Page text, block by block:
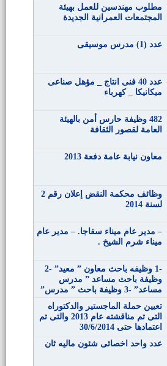
مطلوب مهندسين للعمل بهيئة
المجتمعات العمرانية الجديدة
عدد (1) مدرس موسيقى
عدد 40 فنى انتاج _ مؤهل صناعى
ميكانيكا _ كهرباء
482 وظيفة حارس أمن بالهيئة
العامة لقصور الثقافة
معاون نيابة عامة دفعة 2013
وظائف محكمة النقض إعلان رقم 2
لسنة 2014
– مدير عام ميناء سفاجا. – مدير عام
ميناء شرم الشيخ .
-1 وظيفه باحث معاون ” معيد” -2
وظيفة باحث مساعد ” مدرس
مساعد” -3 وظيفة باحث ” مدرس”
تعيين حملة الماجستير والدكتوراه
التى تم مناقشته عام 2013 والتى تم
اعتمادها حتى 30/6/2014
عدد واحد اخصائى شئون ماليه ثان